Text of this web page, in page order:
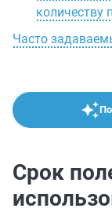
количеству
Часто
Срок